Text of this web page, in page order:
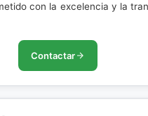
con la excelencia y la
Contactar